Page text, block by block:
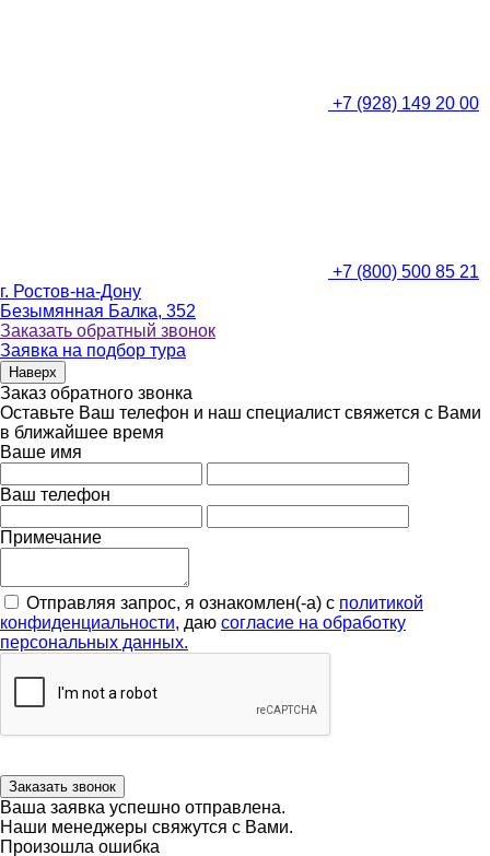
+7 (928) 149 20 00
+7 (800) 500 85 21
г. Ростов-на-Дону
Безымянная Балка, 352
Заказать обратный звонок
Заявка на подбор тура
Наверх
Заказ обратного звонка
Оставьте Ваш телефон и наш специалист свяжется с Вами
в ближайшее время
Ваше имя
Ваш телефон
Примечание
Отправляя запрос, я ознакомлен(-а) с политикой
конфиденциальности, даю согласие на обработку
персональных данных.
Заказать звонок
Ваша заявка успешно отправлена.
Наши менеджеры свяжутся с Вами.
Произошла ошибка